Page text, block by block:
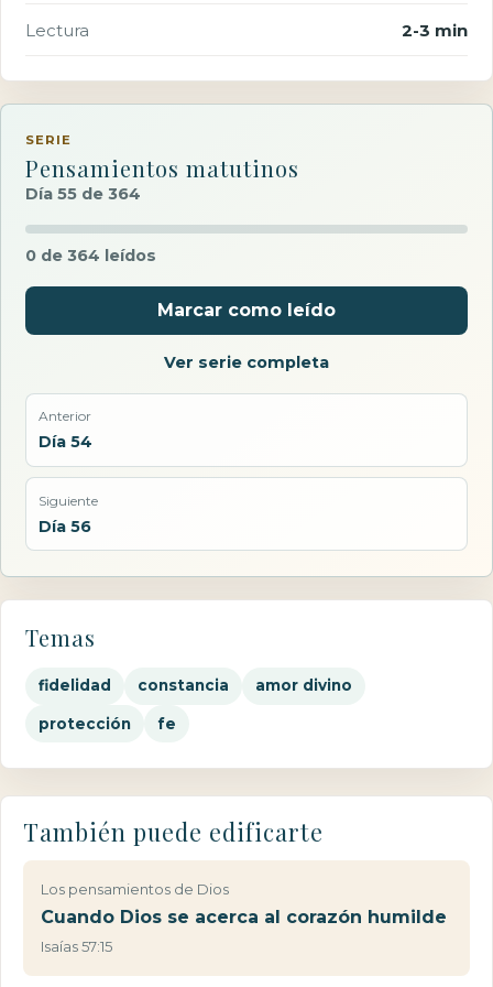
Lectura 2-3 min
SERIE
Pensamientos matutinos
Día 55 de 364
0 de 364 leídos
Marcar como leído
Ver serie completa
Anterior
Día 54
Siguiente
Día 56
Temas
fidelidad constancia amor divino
protección fe
También puede edificarte
Los pensamientos de Dios
Cuando Dios se acerca al corazón humilde
Isaías 57:15